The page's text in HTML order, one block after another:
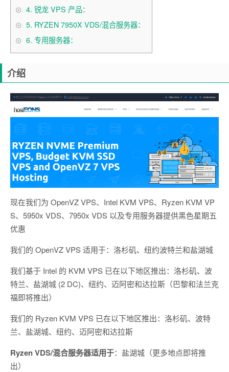
4. 锐龙 VPS 产品：
5. RYZEN 7950X VDS/混合服务器：
6. 专用服务器：
介绍
现在我们为 OpenVZ VPS、Intel KVM VPS、Ryzen KVM VP
S、5950x VDS、7950x VDS 以及专用服务器提供黑色星期五
优惠
我们的 OpenVZ VPS 适用于：洛杉矶、纽约波特兰和盐湖城
我们基于 Intel 的 KVM VPS 已在以下地区推出：洛杉矶、波
特兰、盐湖城 (2 DC)、纽约、迈阿密和达拉斯（巴黎和法兰克
福即将推出）
我们的 Ryzen KVM VPS 已在以下地区推出：洛杉矶、波特
兰、盐湖城、纽约、迈阿密和达拉斯
Ryzen VDS/混合服务器适用于：盐湖城（更多地点即将推
出）